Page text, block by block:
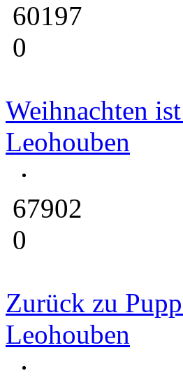
60197
0
Weihnachten
Leohouben
67902
0
Zurück zu
Leohouben